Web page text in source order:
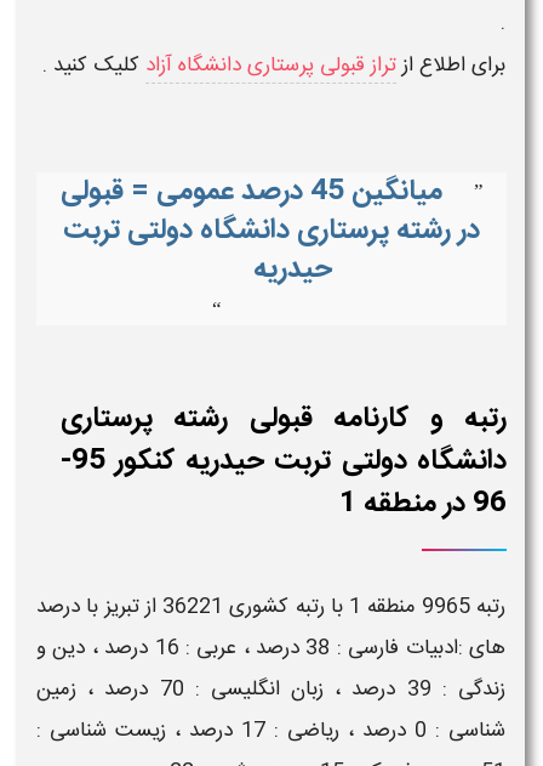
.
برای اطلاع ازتراز قبولی پرستاری دانشگاه آزاد کلیک کنید .
”
میانگین 45 درصد عمومی = قبولی
در رشته پرستاری دانشگاه دولتی تربت
حیدریه
“
رتبه و کارنامه قبولی رشته پرستاری
دانشگاه دولتی تربت حیدریه کنکور 95-
96 در منطقه 1
رتبه 9965 منطقه 1 با رتبه کشوری 36221 از تبریز با درصد
های :ادبیات فارسی : 38 درصد ، عربی : 16 درصد ، دین و
زندگی : 39 درصد ، زبان انگلیسی : 70 درصد ، زمین
شناسی : 0 درصد ، ریاضی : 17 درصد ، زیست شناسی :